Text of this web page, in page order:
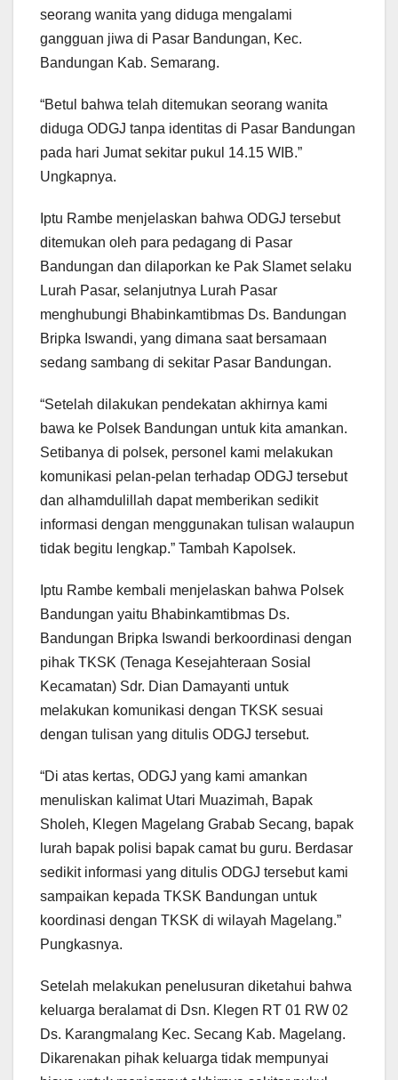
seorang wanita yang diduga mengalami
gangguan jiwa di Pasar Bandungan, Kec.
Bandungan Kab. Semarang.
“Betul bahwa telah ditemukan seorang wanita
diduga ODGJ tanpa identitas di Pasar Bandungan
pada hari Jumat sekitar pukul 14.15 WIB.”
Ungkapnya.
Iptu Rambe menjelaskan bahwa ODGJ tersebut
ditemukan oleh para pedagang di Pasar
Bandungan dan dilaporkan ke Pak Slamet selaku
Lurah Pasar, selanjutnya Lurah Pasar
menghubungi Bhabinkamtibmas Ds. Bandungan
Bripka Iswandi, yang dimana saat bersamaan
sedang sambang di sekitar Pasar Bandungan.
“Setelah dilakukan pendekatan akhirnya kami
bawa ke Polsek Bandungan untuk kita amankan.
Setibanya di polsek, personel kami melakukan
komunikasi pelan-pelan terhadap ODGJ tersebut
dan alhamdulillah dapat memberikan sedikit
informasi dengan menggunakan tulisan walaupun
tidak begitu lengkap.” Tambah Kapolsek.
Iptu Rambe kembali menjelaskan bahwa Polsek
Bandungan yaitu Bhabinkamtibmas Ds.
Bandungan Bripka Iswandi berkoordinasi dengan
pihak TKSK (Tenaga Kesejahteraan Sosial
Kecamatan) Sdr. Dian Damayanti untuk
melakukan komunikasi dengan TKSK sesuai
dengan tulisan yang ditulis ODGJ tersebut.
“Di atas kertas, ODGJ yang kami amankan
menuliskan kalimat Utari Muazimah, Bapak
Sholeh, Klegen Magelang Grabab Secang, bapak
lurah bapak polisi bapak camat bu guru. Berdasar
sedikit informasi yang ditulis ODGJ tersebut kami
sampaikan kepada TKSK Bandungan untuk
koordinasi dengan TKSK di wilayah Magelang.”
Pungkasnya.
Setelah melakukan penelusuran diketahui bahwa
keluarga beralamat di Dsn. Klegen RT 01 RW 02
Ds. Karangmalang Kec. Secang Kab. Magelang.
Dikarenakan pihak keluarga tidak mempunyai